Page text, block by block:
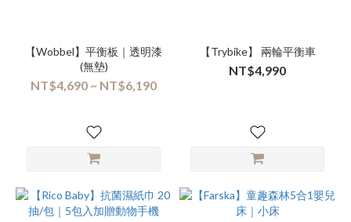
【Wobbel】平衡板｜透明漆
(無墊)
NT$4,690 ~ NT$6,190
【Trybike】 兩輪平衡車
NT$4,990